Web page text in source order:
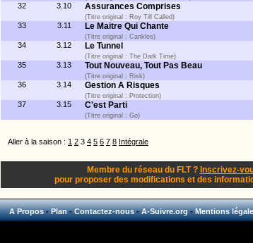
32
3.10 Assurances Comprises
(Titre original : Roy Till Called)
33
3.11 Le Maitre Qui Chante
(Titre original : Cankles)
34
3.12 Le Tunnel
(Titre original : The Dark Time)
35
3.13 Tout Nouveau, Tout Pas Beau
(Titre original : Risk)
36
3.14 Gestion A Risques
(Titre original : Protection)
37
3.15 C'est Parti
(Titre original : Go)
Aller à la saison : 1 2 3 4 5 6 7 8 Intégrale
Membre du réseau du FLT ? Inscrivez-
pour proposer des modifications et des
A Propos-Plan-Contactez-nous-A-Suivre.org-Mentions